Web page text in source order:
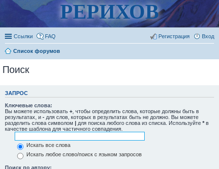
РЕРИХОВ
Ссылки FAQ Вход
Регистрация
Список форумов
Поиск
ЗАПРОС
Ключевые слова:
Вы можете использовать + , чтобы определить слова, которые должны быть в
результатах, и - для слов, которых в результатах быть не должно. Вы можете
разделить слова символом | для поиска любого слова из списка. Используйте * в
качестве шаблона для частичного совпадения.
Искать все слова
Искать любое слово/поиск с языком запросов
Поиск по автору: